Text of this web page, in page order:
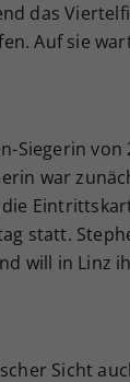
das
Auf sie
Siegerin
war
statt.
will in Linz
Sicht